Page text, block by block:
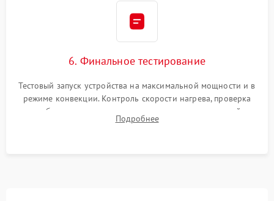
6. Финальное тестирование
Тестовый запуск устройства на максимальной мощности и в
режиме конвекции. Контроль скорости нагрева, проверка
срабатывания термостата при достижении заданной
температуры и тест на отсутствие утечек тока.
Подробнее